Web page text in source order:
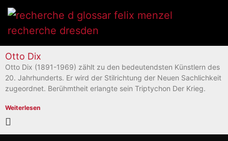
Otto Dix
Otto Dix (1891-1969) zählt zu den bedeutendsten Künstlern des
20. Jahrhunderts. Er wird der Stilrichtung der Neuen Sachlichkeit
zugeordnet. Berühmtheit erlangte sein Triptychon Der Krieg.
Weiterlesen